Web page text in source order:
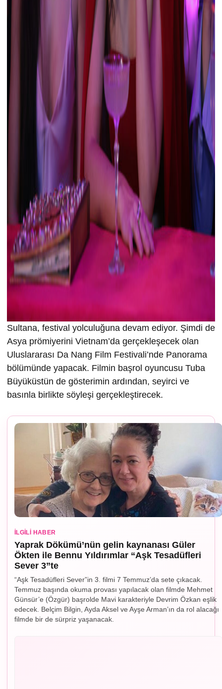
Sultana, festival yolculuğuna devam ediyor. Şimdi de
Asya prömiyerini Vietnam’da gerçekleşecek olan
Uluslararası Da Nang Film Festivali’nde Panorama
bölümünde yapacak. Filmin başrol oyuncusu Tuba
Büyüküstün de gösterimin ardından, seyirci ve
basınla birlikte söyleşi gerçekleştirecek.
İLGILI HABER
Yaprak Dökümü’nün gelin kaynanası Güler
Ökten ile Bennu Yıldırımlar “Aşk Tesadüfleri
Sever 3”te
“Aşk Tesadüfleri Sever”in 3. filmi 7 Temmuz’da sete çıkacak.
Temmuz başında okuma provası yapılacak olan filmde Mehmet
Günsür’e (Özgür) başrolde Mavi karakteriyle Devrim Özkan eşlik
edecek. Belçim Bilgin, Ayda Aksel ve Ayşe Arman’ın da rol alacağı
filmde bir de sürpriz yaşanacak.